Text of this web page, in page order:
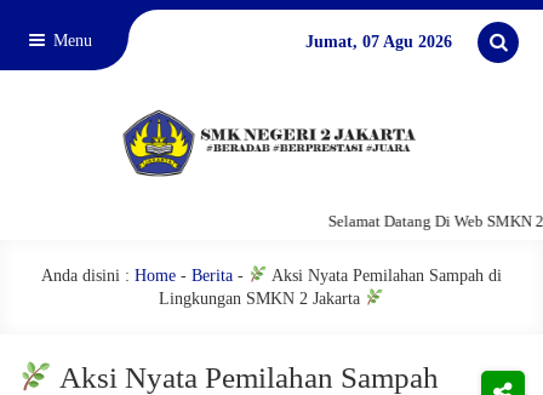
Menu Jumat, 07 Agu 2026
Selamat Datang Di Web SMKN 2
Anda disini : Home -Berita -
Aksi Nyata Pemilahan Sampah di
Lingkungan SMKN 2 Jakarta
Aksi Nyata Pemilahan Sampah